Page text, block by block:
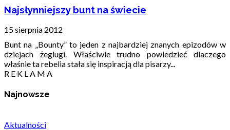
Najsłynniejszy bunt na świecie
15 sierpnia 2012
Bunt na „Bounty” to jeden z najbardziej znanych epizodów w
dziejach żeglugi. Właściwie trudno powiedzieć dlaczego
właśnie ta rebelia stała się inspiracją dla pisarzy...
R E K L A M A
Najnowsze
Aktualności